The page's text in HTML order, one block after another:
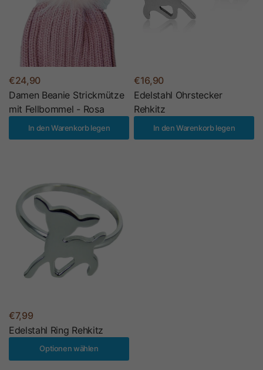
€24,90
Damen Beanie Strickmütze
mit Fellbommel - Rosa
In den Warenkorb legen
€16,90
Edelstahl Ohrstecker
Rehkitz
In den Warenkorb legen
€7,99
Edelstahl Ring Rehkitz
Optionen wählen